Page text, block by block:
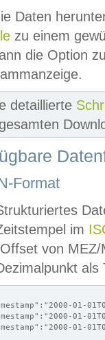
Daten
zu einem
die Option
detaillierte
Format
im
von MEZ/
als
01-
01-
01-